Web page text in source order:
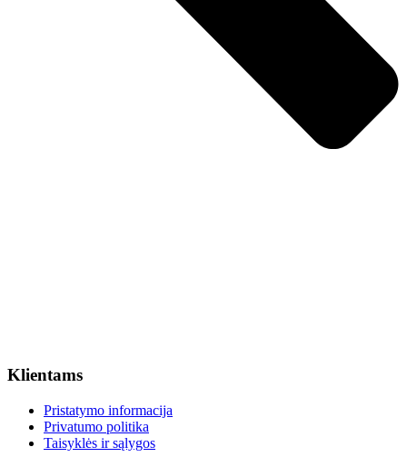
Klientams
Pristatymo informacija
Privatumo politika
Taisyklės ir sąlygos